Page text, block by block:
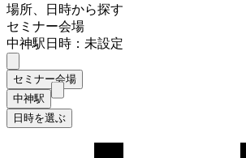
場所、日時から探す
セミナー会場
中神駅日時：未設定
セミナー会場
中神駅
日時を選ぶ